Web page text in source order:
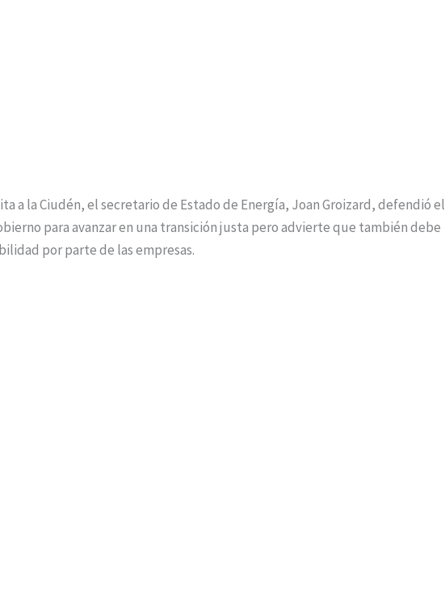
a la Ciudén, el secretario de Estado de Energía, Joan Groizard, defendió el
para avanzar en una transición justa pero advierte que también debe
por parte de las empresas.